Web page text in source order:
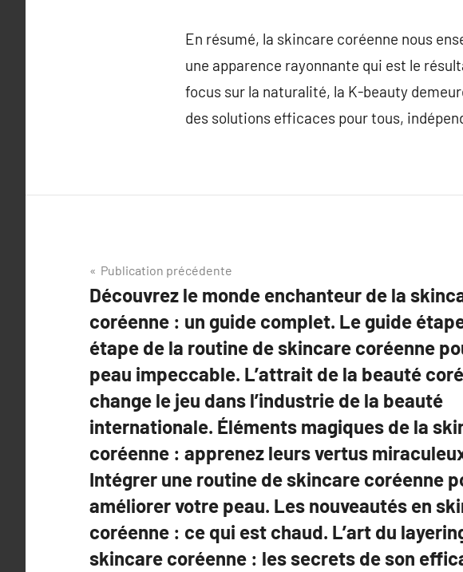
En résumé, la skincare coréenne nous
une apparence rayonnante qui est le
focus sur la naturalité, la K-beauty
des solutions efficaces pour tous,
Navigation
de
l’article
Publication précédente
Découvrez le monde enchanteur de la
coréenne : un guide complet. Le guide
étape de la routine de skincare coréenne
peau impeccable. L’attrait de la beauté
change le jeu dans l’industrie de la beauté
internationale. Éléments magiques de la
coréenne : apprenez leurs vertus
Intégrer une routine de skincare coréenne
améliorer votre peau. Les nouveautés en
coréenne : ce qui est chaud. L’art du
skincare coréenne : les secrets de son